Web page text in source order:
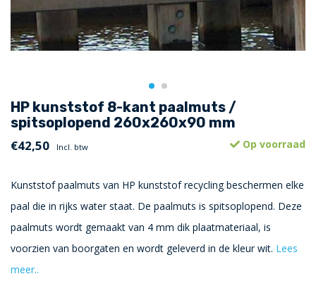
HP kunststof 8-kant paalmuts /
spitsoplopend 260x260x90 mm
€42,50 Incl. btw Op voorraad
Kunststof paalmuts van HP kunststof recycling beschermen elke
paal die in rijks water staat. De paalmuts is spitsoplopend. Deze
paalmuts wordt gemaakt van 4 mm dik plaatmateriaal, is
voorzien van boorgaten en wordt geleverd in de kleur wit. Lees
meer..